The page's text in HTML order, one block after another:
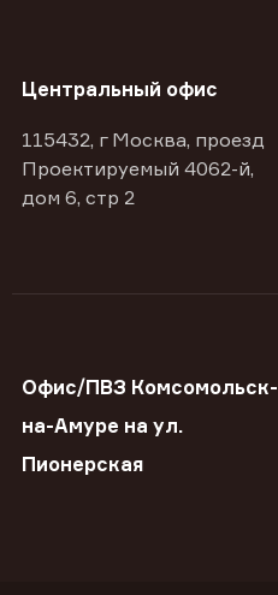
Центральный офис
115432, г Москва, проезд
Проектируемый 4062-й,
дом 6, стр 2
Офис/ПВЗ Комсомольск-
на-Амуре на ул.
Пионерская